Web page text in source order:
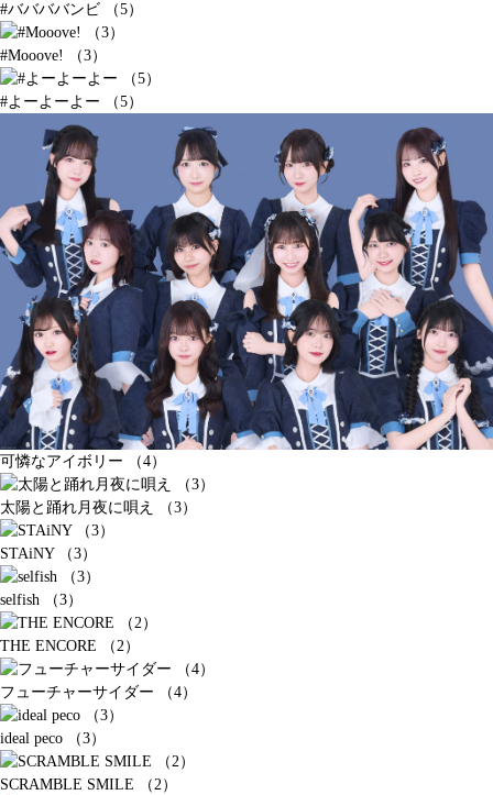
#ババババンビ （5）
#Mooove! （3）
#よーよーよー （5）
可憐なアイボリー （4）
太陽と踊れ月夜に唄え （3）
STAiNY （3）
selfish （3）
THE ENCORE （2）
フューチャーサイダー （4）
ideal peco （3）
SCRAMBLE SMILE （2）